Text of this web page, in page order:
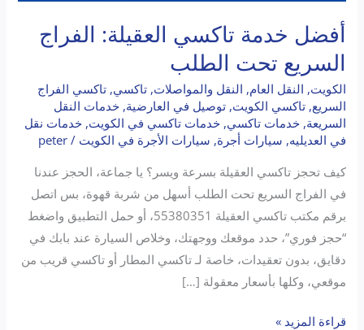
أفضل خدمة تاكسي العقيلة: الفراج
السريع تحت الطلب
الكويت, النقل العام, النقل والمواصلات,تاكسي,تاكسي الفراج
السريع,تاكسي الكويت,توصيل في العارضية,خدمات النقل
السريعة,خدمات تاكسي,خدمات تاكسي في الكويت,خدمات نقل
في العديليه, سيارات أجرة, سيارات الأجرة في الكويت /
peter
كيف تحجز تاكسي العقيلة بسرعة ويسر؟ يا جماعة، الحجز عندنا
في الفراج السريع تحت الطلب أسهل من شربة قهوة، بس اتصل
برقم مكتب تاكسي العقيلة 55380351، أو حمل التطبيق واضغط
“حجز فوري”، حدد موقعك ووجهتك، وخلاص السيارة عند بابك في
دقايق، بدون تعقيدات، خاصة لـ تاكسي المطار أو تاكسي قريب من
موقعي، وكلها بأسعار معقولة […]
قراءة المزيد »